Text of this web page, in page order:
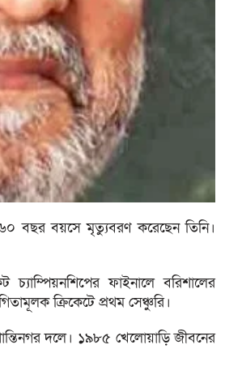
বছর বয়সে মৃত্যুবরণ করেছেন তিনি।
ফাইনালে বরিশালের
ক্রিকেটে প্রথম সেঞ্চুরি।
দলে। ১৯৮৫ খেলোয়াড়ি জীবনের